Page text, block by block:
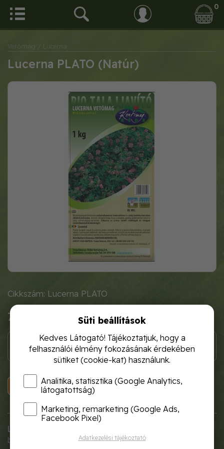
0
Vetőmag / Lucerna
Lucerna PLATO (Natúr)
Cikkszám: Lucerna PLATO
7 360 Ft
KOSÁRBA
Lucerna Plato
betegségállóság jellemez. Alucerna plato
Süti beállítások
Kedves Látogató! Tájékoztatjuk, hogy a
felhasználói élmény fokozásának érdekében
sütiket (cookie-kat) használunk.
Analitika, statisztika (Google Analytics,
látogatottság)
Marketing, remarketing (Google Ads,
Facebook Pixel)
Adatkezelési tájékoztató